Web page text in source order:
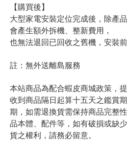
【購買後】
大型家電安裝定位完成後，除產
會產生額外拆機、整新費用，
也無法退回已回收之舊機，安裝
註：無外送離島服務
本站商品為配合蝦皮商城政策，
收到商品隔日起算十五天之鑑賞
期，如需退換貨需保持商品完整
品本體、配件等，如有破損或缺
貨之權利，請務必留意。